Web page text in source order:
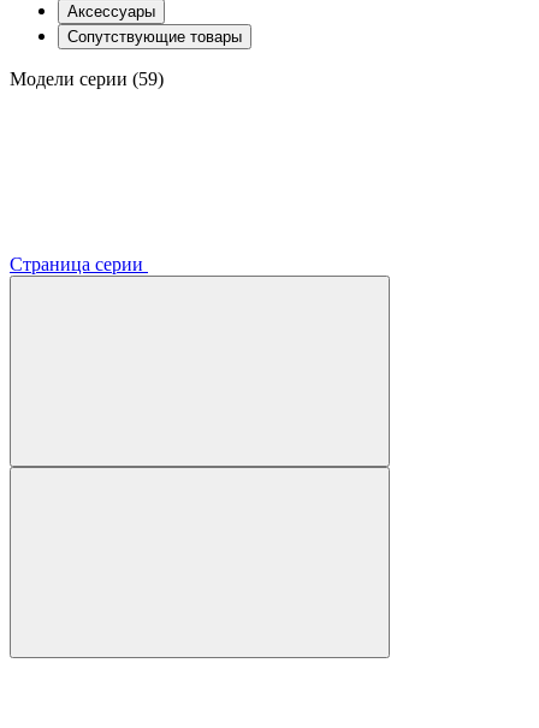
Аксессуары
Сопутствующие товары
Модели серии (59)
Страница серии